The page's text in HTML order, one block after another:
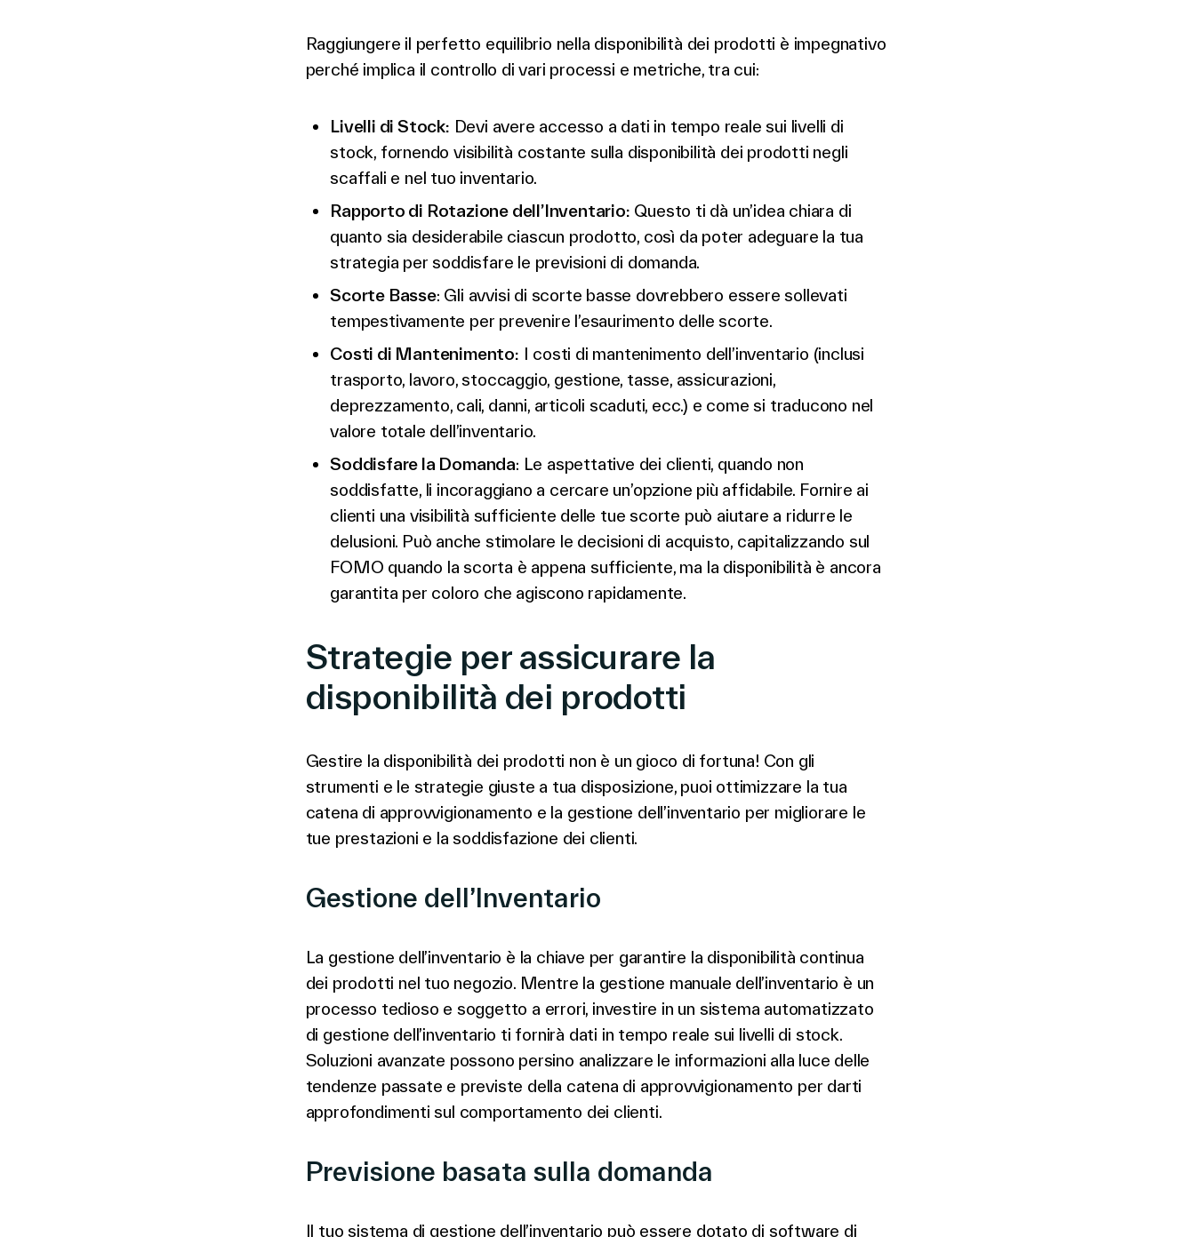
Raggiungere il perfetto equilibrio nella disponibilità dei prodotti è impegnativo
perché implica il controllo di vari processi e metriche, tra cui:
Livelli di Stock: Devi avere accesso a dati in tempo reale sui livelli di
stock, fornendo visibilità costante sulla disponibilità dei prodotti negli
scaffali e nel tuo inventario.
Rapporto di Rotazione dell’Inventario: Questo ti dà un’idea chiara di
quanto sia desiderabile ciascun prodotto, così da poter adeguare la tua
strategia per soddisfare le previsioni di domanda.
Scorte Basse: Gli avvisi di scorte basse dovrebbero essere sollevati
tempestivamente per prevenire l’esaurimento delle scorte.
Costi di Mantenimento: I costi di mantenimento dell’inventario (inclusi
trasporto, lavoro, stoccaggio, gestione, tasse, assicurazioni,
deprezzamento, cali, danni, articoli scaduti, ecc.) e come si traducono nel
valore totale dell’inventario.
Soddisfare la Domanda: Le aspettative dei clienti, quando non
soddisfatte, li incoraggiano a cercare un’opzione più affidabile. Fornire ai
clienti una visibilità sufficiente delle tue scorte può aiutare a ridurre le
delusioni. Può anche stimolare le decisioni di acquisto, capitalizzando sul
FOMO quando la scorta è appena sufficiente, ma la disponibilità è ancora
garantita per coloro che agiscono rapidamente.
Strategie per assicurare la
disponibilità dei prodotti
Gestire la disponibilità dei prodotti non è un gioco di fortuna! Con gli
strumenti e le strategie giuste a tua disposizione, puoi ottimizzare la tua
catena di approvvigionamento e la gestione dell’inventario per migliorare le
tue prestazioni e la soddisfazione dei clienti.
Gestione dell’Inventario
La gestione dell’inventario è la chiave per garantire la disponibilità continua
dei prodotti nel tuo negozio. Mentre la gestione manuale dell’inventario è un
processo tedioso e soggetto a errori, investire in un sistema automatizzato
di gestione dell’inventario ti fornirà dati in tempo reale sui livelli di stock.
Soluzioni avanzate possono persino analizzare le informazioni alla luce delle
tendenze passate e previste della catena di approvvigionamento per darti
approfondimenti sul comportamento dei clienti.
Previsione basata sulla domanda
Il tuo sistema di gestione dell’inventario può essere dotato di software di